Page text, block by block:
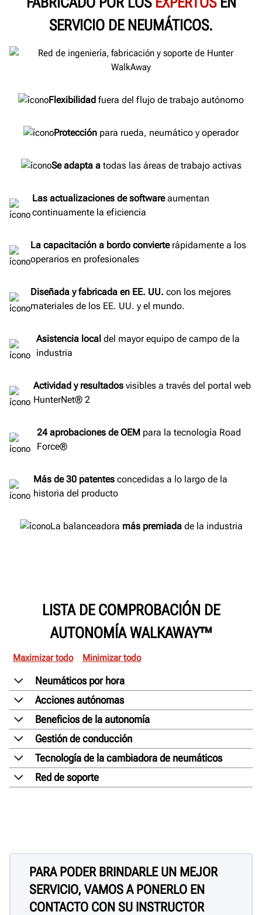
SERVICIO DE NEUMÁTICOS.
Flexibilidad fuera del flujo de trabajo autónomo
Protección para rueda, neumático y operador
Se adapta a todas las áreas de trabajo activas
Las actualizaciones de softwareaumentan
continuamente la eficiencia
La capacitación a bordo convierte rápidamente a los
operarios en profesionales
Diseñada y fabricada en EE. UU. con los mejores
materiales de los EE. UU. y el mundo.
Asistencia localdel mayor equipo de campo de la
industria
Actividad y resultadosvisibles a través del portal web
HunterNet® 2
24 aprobaciones de OEM para la tecnología Road
Force®
Más de 30 patentes concedidas a lo largo de la
historia del producto
La balanceadora más premiada de la industria
LISTA DE COMPROBACIÓN DE
AUTONOMÍA WALKAWAY™
Maximizar todo Minimizar todo
Neumáticos por hora
Acciones autónomas
Beneficios de la autonomía
Gestión de conducción
Tecnología de la cambiadora de neumáticos
Red de soporte
PARA PODER BRINDARLE UN MEJOR
SERVICIO, VAMOS A PONERLO EN
CONTACTO CON SU INSTRUCTOR